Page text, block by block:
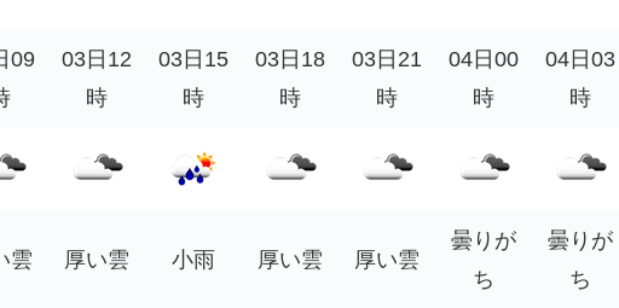
09
03日12
時
03日15
時
03日18
時
03日21
時
04日00
時
04日03
時
雲 厚い雲 小雨 厚い雲 厚い雲
曇りが
ち
曇りが
ち